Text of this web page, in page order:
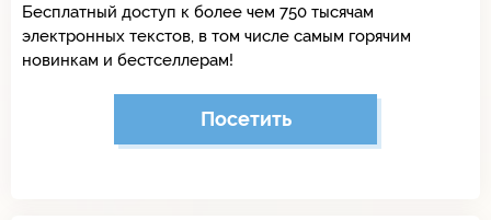
Бесплатный доступ к более чем 750 тысячам
электронных текстов, в том числе самым горячим
новинкам и бестселлерам!
Посетить